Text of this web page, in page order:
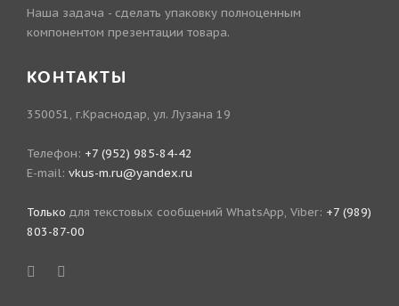
Наша задача - сделать упаковку полноценным
компонентом презентации товара.
КОНТАКТЫ
350051, г.Краснодар, ул. Лузана 19
Телефон: +7 (952) 985-84-42
E-mail: vkus-m.ru@yandex.ru
Только для текстовых сообщений WhatsApp, Viber: +7 (989)
803-87-00